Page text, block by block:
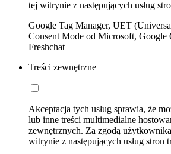
tej witrynie z następujących usług
Google Tag Manager, UET
Consent Mode od Microsoft, Google
Freshchat
Treści zewnętrzne
Akceptacja tych usług sprawia, że
lub inne treści multimedialne
zewnętrznych. Za zgodą
witrynie z następujących usług stron